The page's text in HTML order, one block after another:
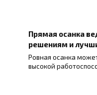
Прямая осанка
решениям и
Ровная осанка
высокой